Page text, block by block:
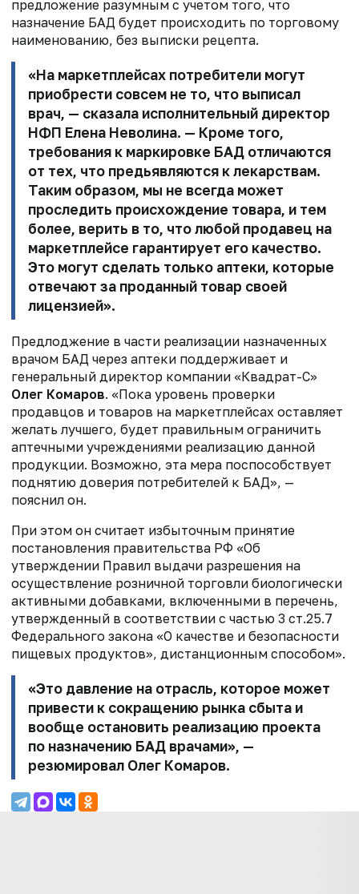
предложение разумным с учетом того, что
назначение БАД будет происходить по торговому
наименованию, без выписки рецепта.
«На маркетплейсах потребители могут
приобрести совсем не то, что выписал
врач, — сказала исполнительный директор
НФП Елена Неволина. — Кроме того,
требования к маркировке БАД отличаются
от тех, что предьявляются к лекарствам.
Таким образом, мы не всегда может
проследить происхождение товара, и тем
более, верить в то, что любой продавец на
маркетплейсе гарантирует его качество.
Это могут сделать только аптеки, которые
отвечают за проданный товар своей
лицензией».
Предлоджение в части реализации назначенных
врачом БАД через аптеки поддерживает и
генеральный директор компании «Квадрат-С»
Олег Комаров. «Пока уровень проверки
продавцов и товаров на маркетплейсах оставляет
желать лучшего, будет правильным ограничить
аптечными учреждениями реализацию данной
продукции. Возможно, эта мера поспособствует
поднятию доверия потребителей к БАД», —
пояснил он.
При этом он считает избыточным принятие
постановления правительства РФ «Об
утверждении Правил выдачи разрешения на
осуществление розничной торговли биологически
активными добавками, включенными в перечень,
утвержденный в соответствии с частью 3 ст.25.7
Федерального закона «О качестве и безопасности
пищевых продуктов», дистанционным способом».
«Это давление на отрасль, которое может
привести к сокращению рынка сбыта и
вообще остановить реализацию проекта
по назначению БАД врачами», —
резюмировал Олег Комаров.